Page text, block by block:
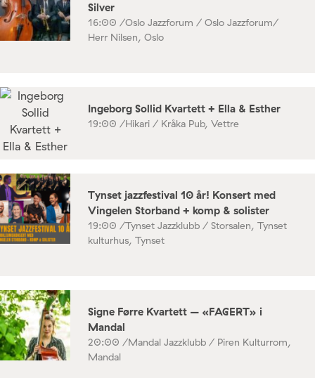
Silver
16:00 /Oslo Jazzforum / Oslo Jazzforum/
Herr Nilsen, Oslo
Ingeborg Sollid Kvartett + Ella & Esther
19:00 /Hikari / Kråka Pub, Vettre
Tynset jazzfestival 10 år! Konsert med
Vingelen Storband + komp & solister
19:00 /Tynset Jazzklubb / Storsalen, Tynset
kulturhus, Tynset
Signe Førre Kvartett – «FAGERT» i
Mandal
20:00 /Mandal Jazzklubb / Piren Kulturrom,
Mandal